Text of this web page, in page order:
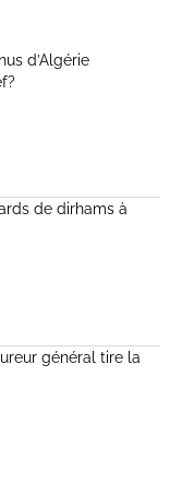
d’Algérie
de dirhams à
général tire la